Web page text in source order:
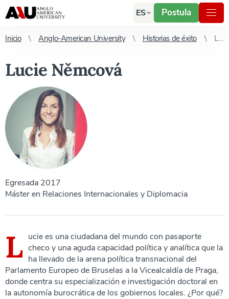
ES Postula
Inicio Anglo-American University Historias de éxito Lucie Němcová
Lucie Němcová
Egresada 2017
Máster en Relaciones Internacionales y Diplomacia
L ucie es una ciudadana del mundo con pasaporte
checo y una aguda capacidad política y analítica que la
ha llevado de la arena política transnacional del
Parlamento Europeo de Bruselas a la Vicealcaldía de Praga,
donde centra su especialización e investigación doctoral en
la autonomía burocrática de los gobiernos locales. ¿Por qué?